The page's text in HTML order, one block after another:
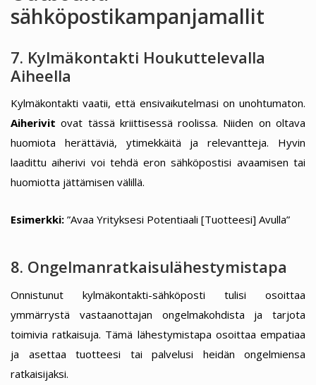
sähköpostikampanjamallit
7. Kylmäkontakti Houkuttelevalla
Aiheella
Kylmäkontakti vaatii, että ensivaikutelmasi on unohtumaton.
Aiherivit ovat tässä kriittisessä roolissa. Niiden on oltava
huomiota herättäviä, ytimekkäitä ja relevantteja. Hyvin
laadittu aiherivi voi tehdä eron sähköpostisi avaamisen tai
huomiotta jättämisen välillä.
Esimerkki: ”Avaa Yrityksesi Potentiaali [Tuotteesi] Avulla”
8. Ongelmanratkaisulähestymistapa
Onnistunut kylmäkontakti-sähköposti tulisi osoittaa
ymmärrystä vastaanottajan ongelmakohdista ja tarjota
toimivia ratkaisuja. Tämä lähestymistapa osoittaa empatiaa
ja asettaa tuotteesi tai palvelusi heidän ongelmiensa
ratkaisijaksi.